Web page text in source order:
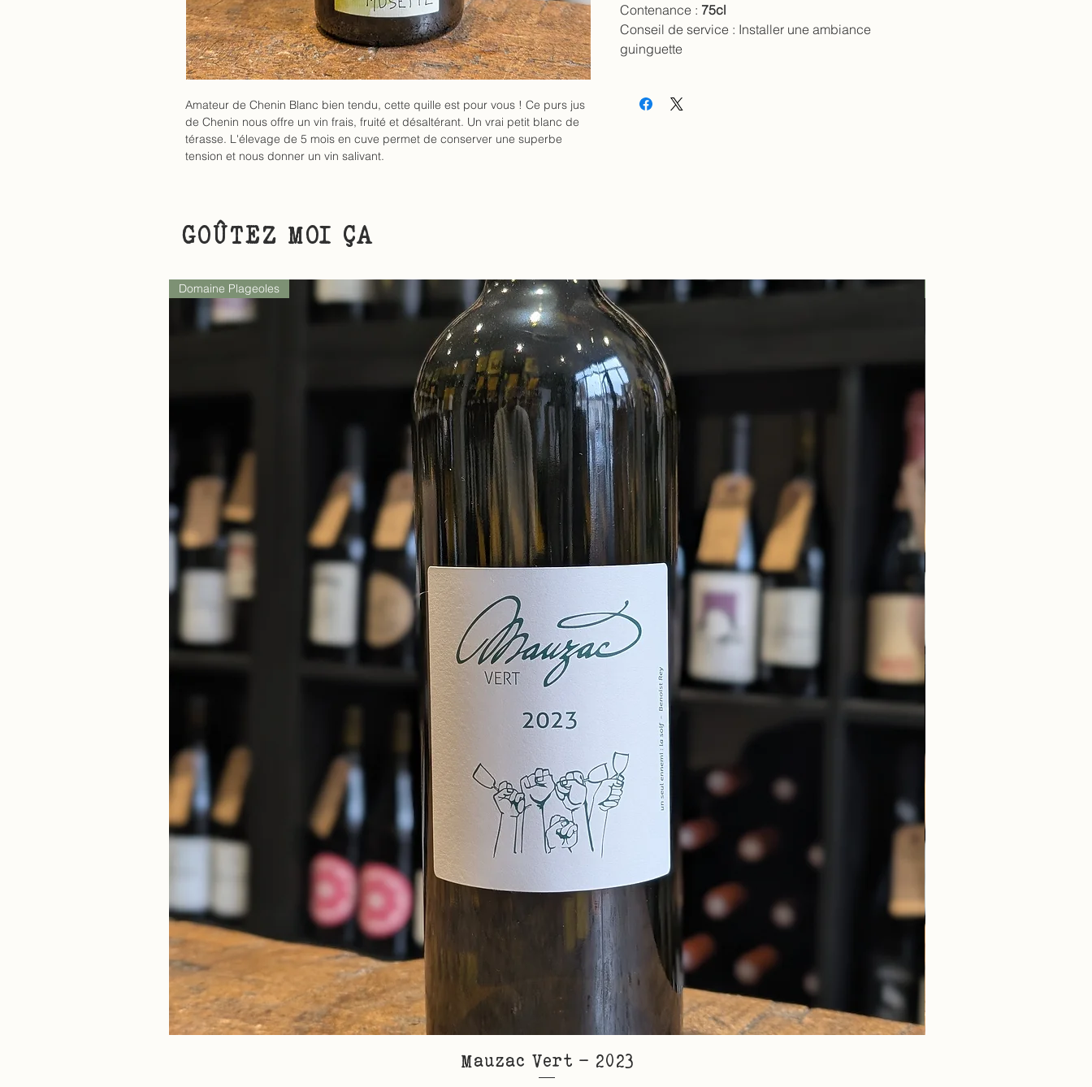
Amateur de Chenin Blanc bien tendu, cette quille est pour vous ! Ce purs jus
de Chenin nous offre un vin frais, fruité et désaltérant. Un vrai petit blanc de
térasse. L'élevage de 5 mois en cuve permet de conserver une superbe
tension et nous donner un vin salivant.
Contenance : 75cl
Conseil de service : Installer une ambiance
guinguette
GOÛTEZ MOI ÇA
Domaine Plageoles
Mauzac Vert - 2023